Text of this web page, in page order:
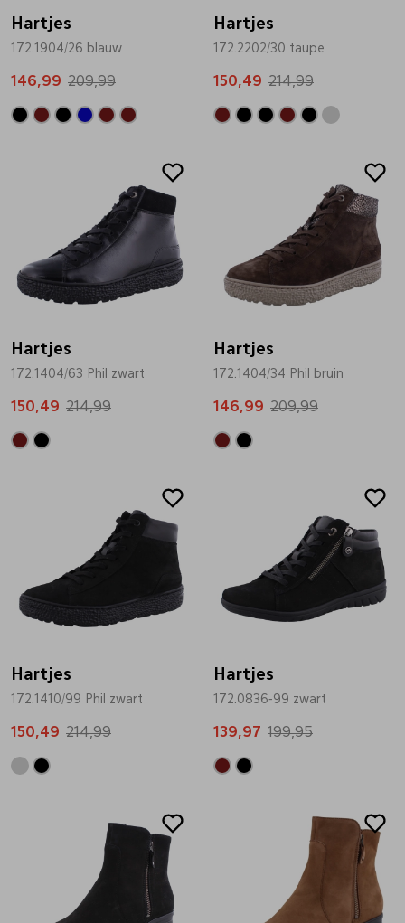
Hartjes
172.1904/26 blauw
146,99 209,99
Hartjes
172.2202/30 taupe
150,49 214,99
Hartjes
172.1404/63 Phil zwart
150,49 214,99
Hartjes
172.1404/34 Phil bruin
146,99 209,99
Hartjes
172.1410/99 Phil zwart
150,49 214,99
Hartjes
172.0836-99 zwart
139,97 199,95